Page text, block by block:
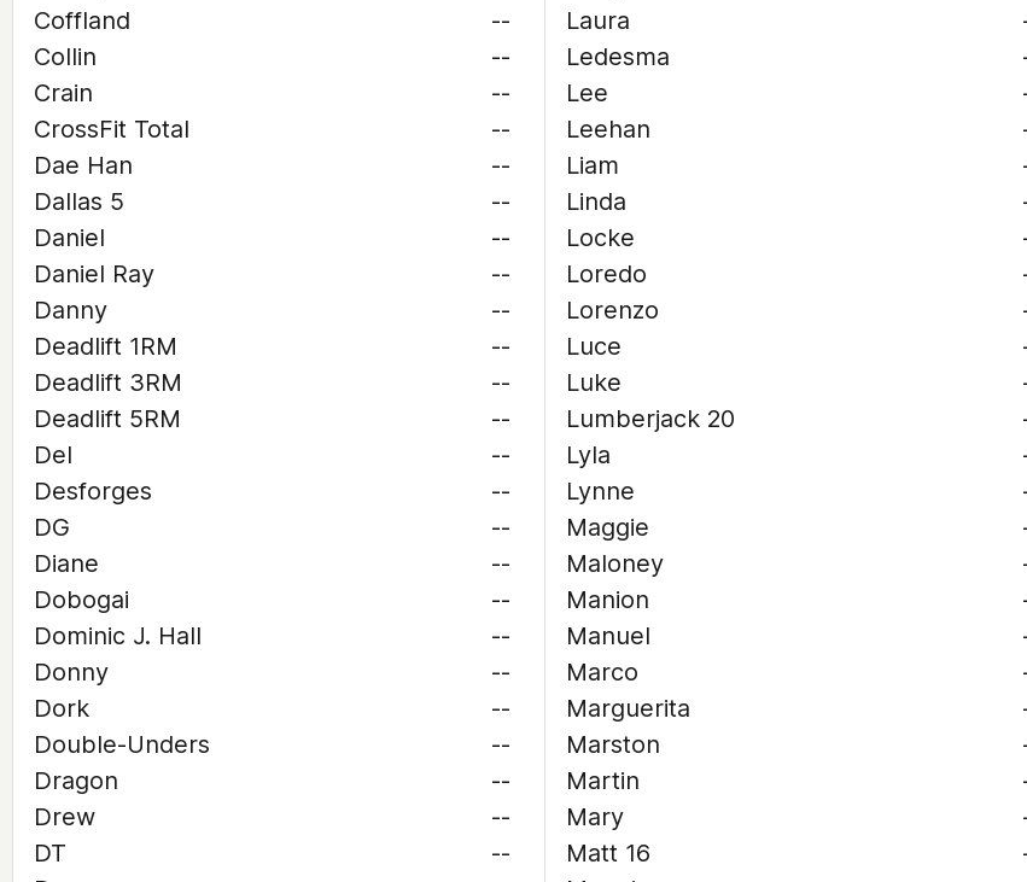
Coffland
--
Collin
--
Crain
--
CrossFit Total
--
Dae Han
--
Dallas 5
--
Daniel
--
Daniel Ray
--
Danny
--
Deadlift 1RM
--
Deadlift 3RM
--
Deadlift 5RM
--
Del
--
Desforges
--
DG
--
Diane
--
Dobogai
--
Dominic J. Hall
--
Donny
--
Dork
--
Double-Unders
--
Dragon
--
Drew
--
DT
--
Laura
Ledesma
Lee
Leehan
Liam
Linda
Locke
Loredo
Lorenzo
Luce
Luke
Lumberjack 20
Lyla
Lynne
Maggie
Maloney
Manion
Manuel
Marco
Marguerita
Marston
Martin
Mary
Matt 16